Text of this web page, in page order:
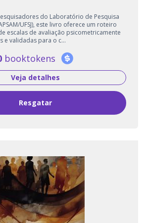
do Laboratório de Pesquisa
UFSJ), este livro oferece um roteiro
escalas de avaliação psicometricamente
e validadas para o c...
booktokens
Veja detalhes
Resgatar